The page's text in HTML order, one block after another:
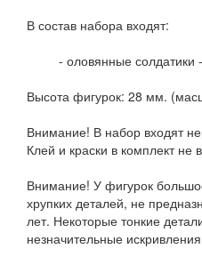
В состав набора входят:
- оловянные солдатики
Высота фигурок: 28 мм.
Внимание! В набор входят
Клей и краски в комплект не
Внимание! У фигурок
хрупких деталей, не
лет. Некоторые тонкие
незначительные